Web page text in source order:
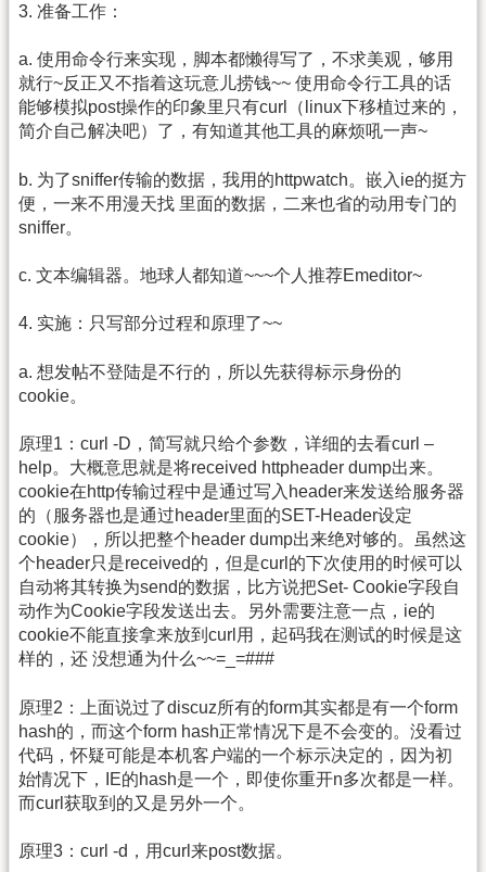
3. 准备工作：
a. 使用命令行来实现，脚本都懒得写了，不求美观，够用
就行~反正又不指着这玩意儿捞钱~~ 使用命令行工具的话
能够模拟post操作的印象里只有curl（linux下移植过来的，
简介自己解决吧）了，有知道其他工具的麻烦吼一声~
b. 为了sniffer传输的数据，我用的httpwatch。嵌入ie的挺方
便，一来不用漫天找 里面的数据，二来也省的动用专门的
sniffer。
c. 文本编辑器。地球人都知道~~~个人推荐Emeditor~
4. 实施：只写部分过程和原理了~~
a. 想发帖不登陆是不行的，所以先获得标示身份的
cookie。
原理1：curl -D，简写就只给个参数，详细的去看curl –
help。大概意思就是将received httpheader dump出来。
cookie在http传输过程中是通过写入header来发送给服务器
的（服务器也是通过header里面的SET-Header设定
cookie），所以把整个header dump出来绝对够的。虽然这
个header只是received的，但是curl的下次使用的时候可以
自动将其转换为send的数据，比方说把Set- Cookie字段自
动作为Cookie字段发送出去。另外需要注意一点，ie的
cookie不能直接拿来放到curl用，起码我在测试的时候是这
样的，还 没想通为什么~~=_=###
原理2：上面说过了discuz所有的form其实都是有一个form
hash的，而这个form hash正常情况下是不会变的。没看过
代码，怀疑可能是本机客户端的一个标示决定的，因为初
始情况下，IE的hash是一个，即使你重开n多次都是一样。
而curl获取到的又是另外一个。
原理3：curl -d，用curl来post数据。